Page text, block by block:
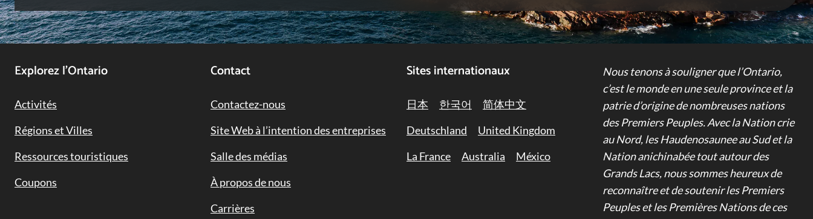
Footer
Navigation
Explorez l’Ontario
Activités
Régions et Villes
Ressources touristiques
Coupons
Contact
Contactez-nous
Site Web à l’intention des entreprises
Salle des médias
À propos de nous
Carrières
Sites internationaux
日本 한국어
简体中文
Deutschland
United Kingdom
La France
Australia México
Nous tenons à souligner que l’Ontario,
c’est le monde en une seule province et la
patrie d’origine de nombreuses nations
des Premiers Peuples. Avec la Nation crie
au Nord, les Haudenosaunee au Sud et la
Nation anichinabée tout autour des
Grands Lacs, nous sommes heureux de
reconnaître et de soutenir les Premiers
Peuples et les Premières Nations de ces